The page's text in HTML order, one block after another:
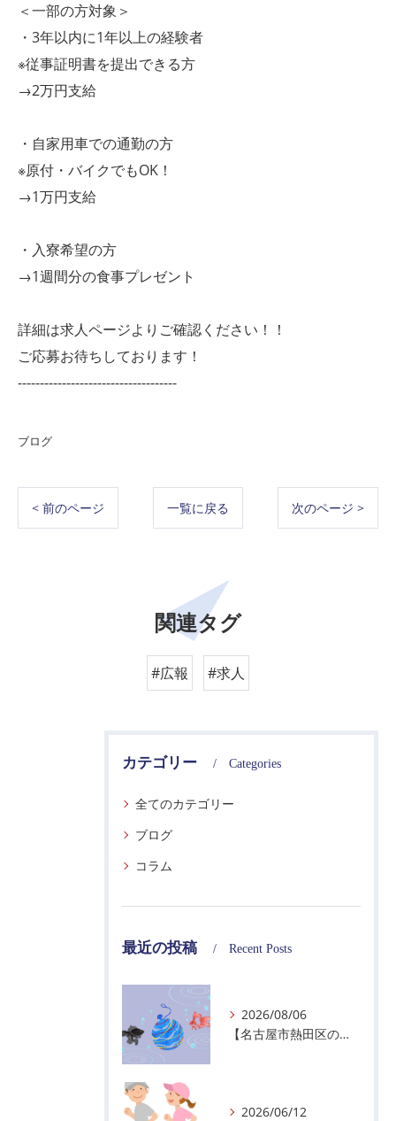
＜一部の方対象＞
・3年以内に1年以上の経験者
※従事証明書を提出できる方
→2万円支給
・自家用車での通勤の方
※原付・バイクでもOK！
→1万円支給
・入寮希望の方
→1週間分の食事プレゼント
詳細は求人ページよりご確認ください！！
ご応募お待ちしております！
------------------------------------
ブログ
< 前のページ 一覧に戻る 次のページ >
関連タグ
#広報 #求人
カテゴリー Categories
全てのカテゴリー
ブログ
コラム
最近の投稿 Recent Posts
2026/08/06
【名古屋市熱田区の警備会社】夏季休業のお知らせ
2026/06/12